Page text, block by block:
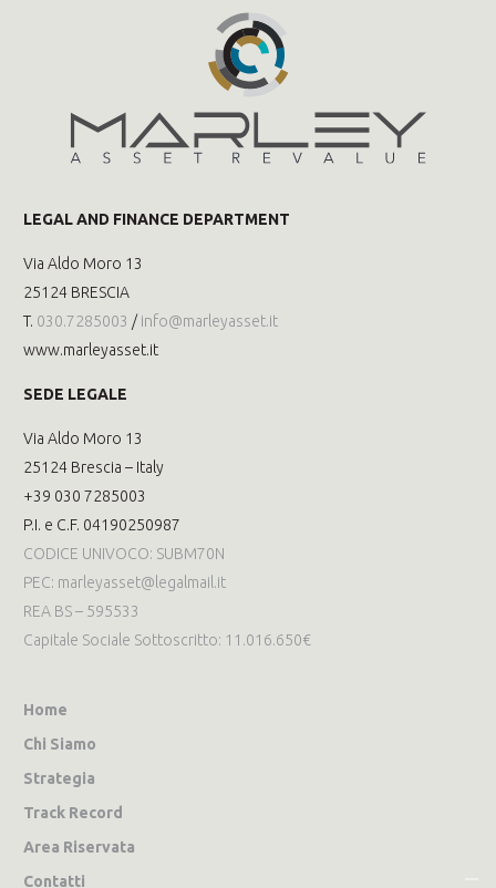
LEGAL AND FINANCE DEPARTMENT
Via Aldo Moro 13
25124 BRESCIA
T. 030.7285003 /info@marleyasset.it
www.marleyasset.it
SEDE LEGALE
Via Aldo Moro 13
25124 Brescia – Italy
+39 030 7285003
P.I. e C.F. 04190250987
CODICE UNIVOCO: SUBM70N
PEC: marleyasset@legalmail.it
REA BS – 595533
Capitale Sociale Sottoscritto: 11.016.650€
Home
Chi Siamo
Strategia
Track Record
Area Riservata
Contatti